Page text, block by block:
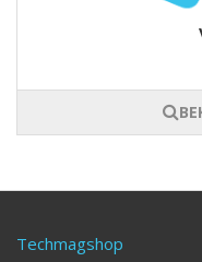
Techmagshop